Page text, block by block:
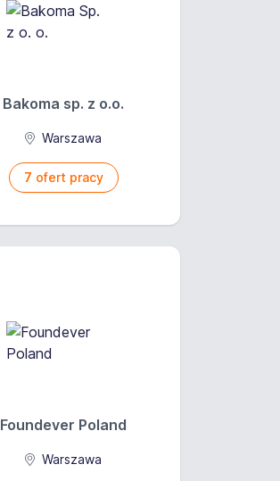
Bakoma sp. z o.o.
Warszawa
7 ofert pracy
Foundever Poland
Warszawa